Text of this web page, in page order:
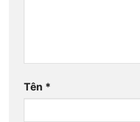
Tên *